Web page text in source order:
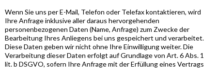
Wenn Sie uns per E-Mail, Telefon oder Telefax kontaktieren, wird
Ihre Anfrage inklusive aller daraus hervorgehenden
personenbezogenen Daten (Name, Anfrage) zum Zwecke der
Bearbeitung Ihres Anliegens bei uns gespeichert und verarbeitet.
Diese Daten geben wir nicht ohne Ihre Einwilligung weiter. Die
Verarbeitung dieser Daten erfolgt auf Grundlage von Art. 6 Abs. 1
lit. b DSGVO, sofern Ihre Anfrage mit der Erfüllung eines Vertrags